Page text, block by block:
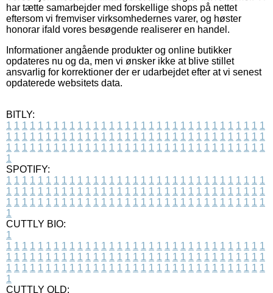
har tætte samarbejder med forskellige shops på nettet
eftersom vi fremviser virksomhedernes varer, og høster
honorar ifald vores besøgende realiserer en handel.
Informationer angående produkter og online butikker
opdateres nu og da, men vi ønsker ikke at blive stillet
ansvarlig for korrektioner der er udarbejdet efter at vi senest
opdaterede websitets data.
BITLY:
1 1 1 1 1 1 1 1 1 1 1 1 1 1 1 1 1 1 1 1 1 1 1 1 1 1 1 1 1 1 1 1 1
1 1 1 1 1 1 1 1 1 1 1 1 1 1 1 1 1 1 1 1 1 1 1 1 1 1 1 1 1 1 1 1 1
1 1 1 1 1 1 1 1 1 1 1 1 1 1 1 1 1 1 1 1 1 1 1 1 1 1 1 1 1 1 1 1 1
1
SPOTIFY:
1 1 1 1 1 1 1 1 1 1 1 1 1 1 1 1 1 1 1 1 1 1 1 1 1 1 1 1 1 1 1 1 1
1 1 1 1 1 1 1 1 1 1 1 1 1 1 1 1 1 1 1 1 1 1 1 1 1 1 1 1 1 1 1 1 1
1 1 1 1 1 1 1 1 1 1 1 1 1 1 1 1 1 1 1 1 1 1 1 1 1 1 1 1 1 1 1 1 1
1
CUTTLY BIO:
1
1 1 1 1 1 1 1 1 1 1 1 1 1 1 1 1 1 1 1 1 1 1 1 1 1 1 1 1 1 1 1 1 1
1 1 1 1 1 1 1 1 1 1 1 1 1 1 1 1 1 1 1 1 1 1 1 1 1 1 1 1 1 1 1 1 1
1 1 1 1 1 1 1 1 1 1 1 1 1 1 1 1 1 1 1 1 1 1 1 1 1 1 1 1 1 1 1 1 1
1
CUTTLY OLD: